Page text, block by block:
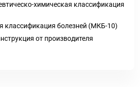
химическая классификация
классификация болезней (МКБ-10)
от производителя